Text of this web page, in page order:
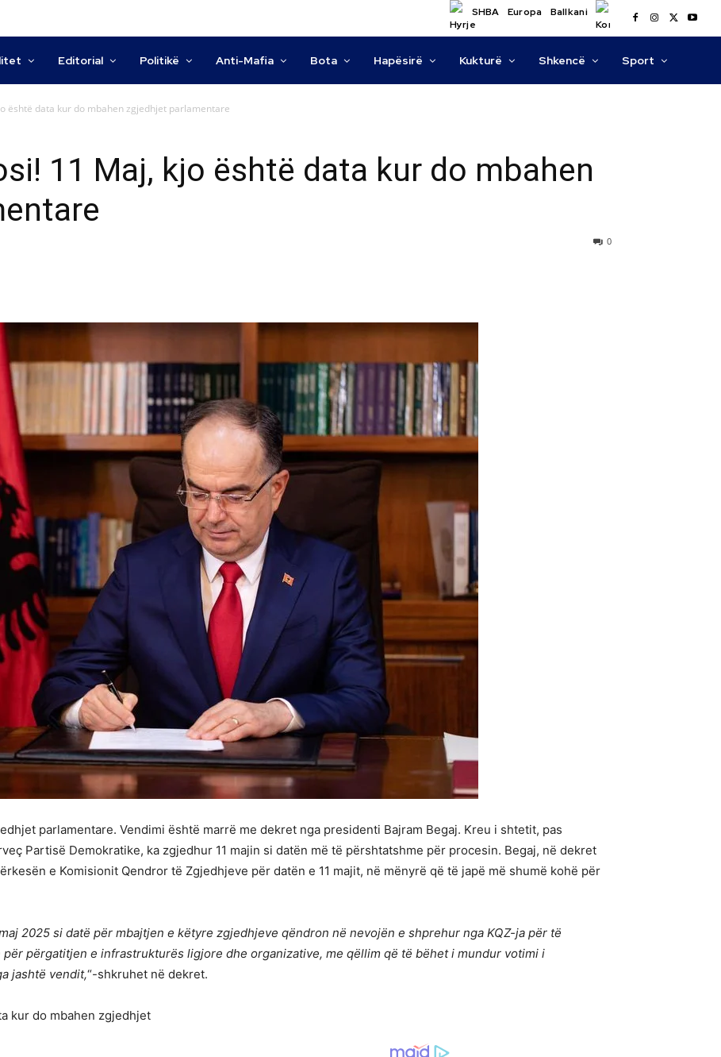
SHBA Europa Ballkani
Editorial Politikë Anti-Mafia Bota Hapësirë Kukturë Shkencë Sport
është data kur do mbahen zgjedhjet parlamentare
11 Maj, kjo është data kur do mbahen
0
parlamentare. Vendimi është marrë me dekret nga presidenti Bajram Begaj. Kreu i shtetit, pas
Partisë Demokratike, ka zgjedhur 11 majin si datën më të përshtatshme për procesin. Begaj, në dekret
e Komisionit Qendror të Zgjedhjeve për datën e 11 majit, në mënyrë që të japë më shumë kohë për
2025 si datë për mbajtjen e këtyre zgjedhjeve qëndron në nevojën e shprehur nga KQZ-ja për të
përgatitjen e infrastrukturës ligjore dhe organizative, me qëllim që të bëhet i mundur votimi i
jashtë vendit,“-shkruhet në dekret.